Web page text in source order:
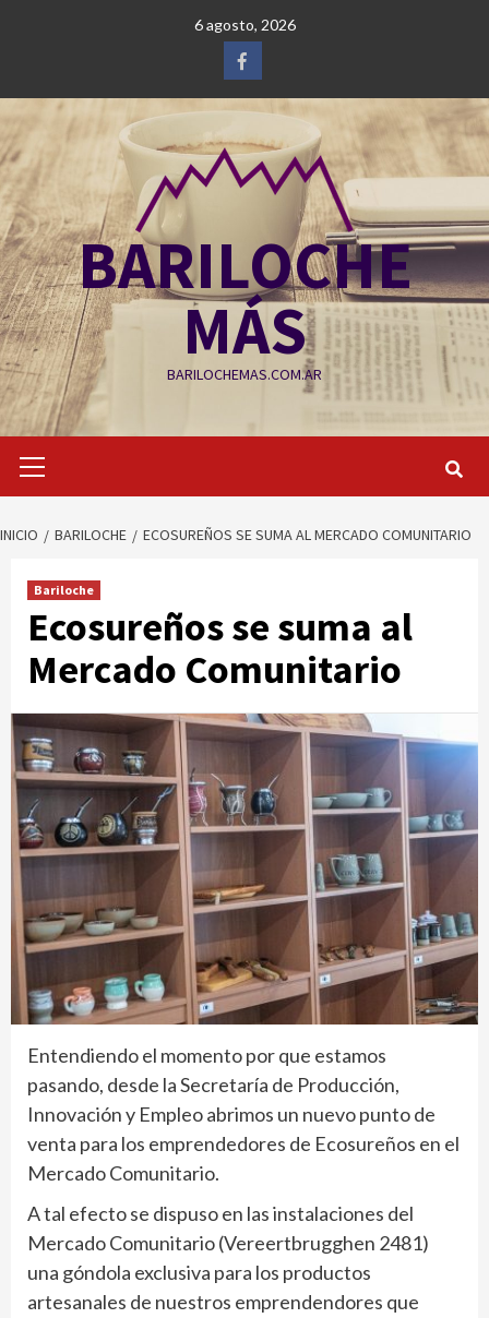
6 agosto, 2026
Facebook
BARILOCHE
MÁS
BARILOCHEMAS.COM.AR
primario
INICIO BARILOCHE ECOSUREÑOS SE SUMA AL MERCADO COMUNITARIO
Bariloche
Ecosureños se suma al
Mercado Comunitario
Entendiendo el momento por que estamos
pasando, desde la Secretaría de Producción,
Innovación y Empleo abrimos un nuevo punto de
venta para los emprendedores de Ecosureños en el
Mercado Comunitario.
A tal efecto se dispuso en las instalaciones del
Mercado Comunitario (Vereertbrugghen 2481)
una góndola exclusiva para los productos
artesanales de nuestros emprendendores que